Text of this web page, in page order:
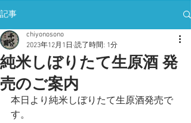
記事
純米しぼりたて生原酒 発
売のご案内
chiyonosono
2023年12月1日 読了時間: 1分
本日より純米しぼりたて生原酒発売で
す。